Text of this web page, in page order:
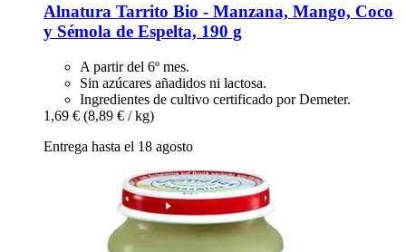
Alnatura Tarrito Bio -​ Manzana, Mango, Coco
y Sémola de Espelta, 190 g
A partir del 6º mes.
Sin azúcares añadidos ni lactosa.
Ingredientes de cultivo certificado por Demeter.
1,69 € (8,89 € / kg)
Entrega hasta el 18 agosto